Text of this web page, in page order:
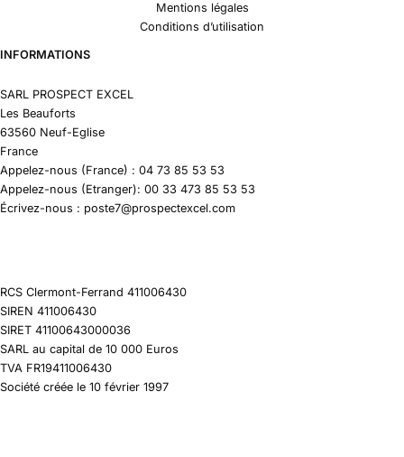
Mentions légales
Conditions d’utilisation
INFORMATIONS
SARL PROSPECT EXCEL
Les Beauforts
63560 Neuf-Eglise
France
Appelez-nous (France) : 04 73 85 53 53
Appelez-nous (Etranger): 00 33 473 85 53 53
Écrivez-nous : poste7@prospectexcel.com
RCS Clermont-Ferrand 411006430
SIREN 411006430
SIRET 41100643000036
SARL au capital de 10 000 Euros
TVA FR19411006430
Société créée le 10 février 1997